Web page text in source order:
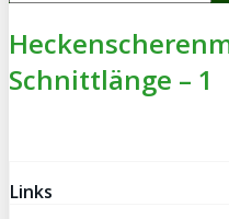
Schnittlänge – 1
Links